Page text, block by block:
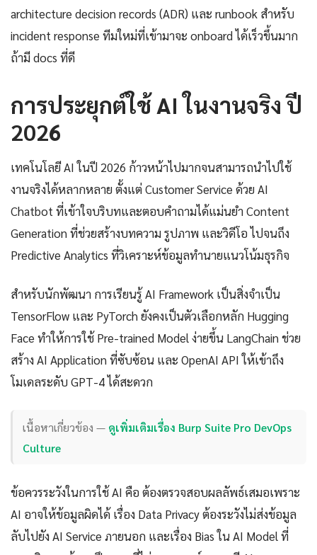
architecture decision records (ADR) และ runbook สำหรับ
incident response ทีมใหม่ที่เข้ามาจะ onboard ได้เร็วขึ้นมาก
ถ้ามี docs ที่ดี
การประยุกต์ใช้ AI ในงานจริง ปี
2026
เทคโนโลยี AI ในปี 2026 ก้าวหน้าไปมากจนสามารถนำไปใช้
งานจริงได้หลากหลาย ตั้งแต่ Customer Service ด้วย AI
Chatbot ที่เข้าใจบริบทและตอบคำถามได้แม่นยำ Content
Generation ที่ช่วยสร้างบทความ รูปภาพ และวิดีโอ ไปจนถึง
Predictive Analytics ที่วิเคราะห์ข้อมูลทำนายแนวโน้มธุรกิจ
สำหรับนักพัฒนา การเรียนรู้ AI Framework เป็นสิ่งจำเป็น
TensorFlow และ PyTorch ยังคงเป็นตัวเลือกหลัก Hugging
Face ทำให้การใช้ Pre-trained Model ง่ายขึ้น LangChain ช่วย
สร้าง AI Application ที่ซับซ้อน และ OpenAI API ให้เข้าถึง
โมเดลระดับ GPT-4 ได้สะดวก
เนื้อหาเกี่ยวข้อง — ดูเพิ่มเติมเรื่อง Burp Suite Pro DevOps
Culture
ข้อควรระวังในการใช้ AI คือ ต้องตรวจสอบผลลัพธ์เสมอเพราะ
AI อาจให้ข้อมูลผิดได้ เรื่อง Data Privacy ต้องระวังไม่ส่งข้อมูล
ลับไปยัง AI Service ภายนอก และเรื่อง Bias ใน AI Model ที่